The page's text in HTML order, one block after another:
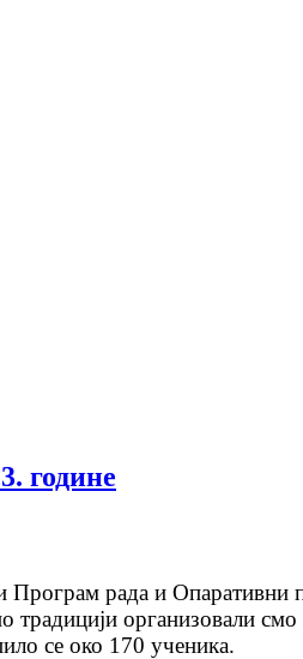
године
Програм рада и Опаративни
традицији организовали
се око 170 ученика.